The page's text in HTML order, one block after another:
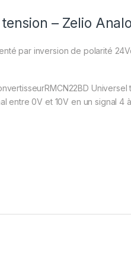
– Zelio
par inversion de polarité
entre 0V et 10V en un signal 4